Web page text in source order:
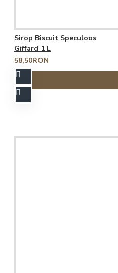
Sirop Biscuit Speculoos
Giffard 1 L
58,50RON